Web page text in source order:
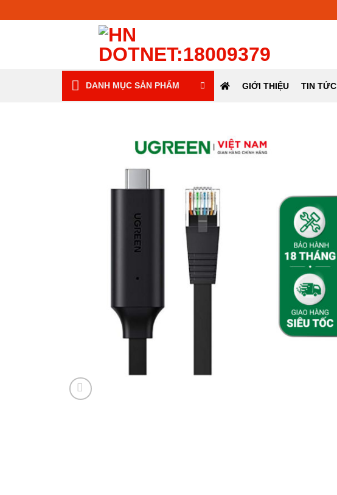
to
DANH MỤC SẢN PHẨM GIỚI THIỆU TIN TỨC